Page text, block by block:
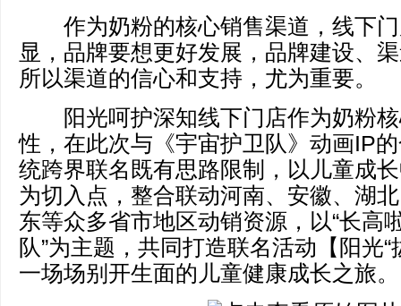
作为奶粉的核心销售渠道，线下门
显，品牌要想更好发展，品牌建设、
所以渠道的信心和支持，尤为重要。
阳光呵护深知线下门店作为奶粉核
性，在此次与《宇宙护卫队》动画IP
统跨界联名既有思路限制，以儿童成
为切入点，整合联动河南、安徽、湖
东等众多省市地区动销资源，以“长高
队”为主题，共同打造联名活动【阳光“
一场场别开生面的儿童健康成长之旅。